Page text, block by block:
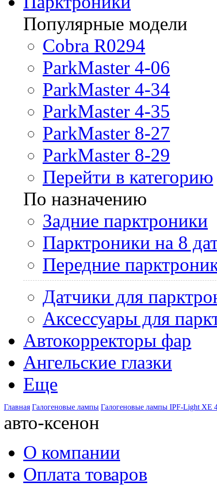
Популярные модели
Cobra R0294
ParkMaster 4-06
ParkMaster 4-34
ParkMaster 4-35
ParkMaster 8-27
ParkMaster 8-29
Перейти в категорию
По назначению
Задние парктроники
Парктроники на 8
Передние
Датчики для
Аксессуары для
Автокорректоры фар
Ангельские глазки
Еще
Главная Галогеновые лампы Галогеновые лампы IPF-Light XE
авто-ксенон
О компании
Оплата товаров